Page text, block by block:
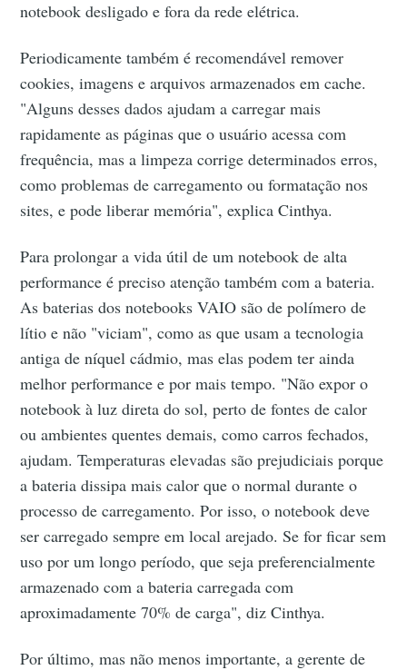
notebook desligado e fora da rede elétrica.
Periodicamente também é recomendável remover
cookies, imagens e arquivos armazenados em cache.
"Alguns desses dados ajudam a carregar mais
rapidamente as páginas que o usuário acessa com
frequência, mas a limpeza corrige determinados erros,
como problemas de carregamento ou formatação nos
sites, e pode liberar memória", explica Cinthya.
Para prolongar a vida útil de um notebook de alta
performance é preciso atenção também com a bateria.
As baterias dos notebooks VAIO são de polímero de
lítio e não "viciam", como as que usam a tecnologia
antiga de níquel cádmio, mas elas podem ter ainda
melhor performance e por mais tempo. "Não expor o
notebook à luz direta do sol, perto de fontes de calor
ou ambientes quentes demais, como carros fechados,
ajudam. Temperaturas elevadas são prejudiciais porque
a bateria dissipa mais calor que o normal durante o
processo de carregamento. Por isso, o notebook deve
ser carregado sempre em local arejado. Se for ficar sem
uso por um longo período, que seja preferencialmente
armazenado com a bateria carregada com
aproximadamente 70% de carga", diz Cinthya.
Por último, mas não menos importante, a gerente de